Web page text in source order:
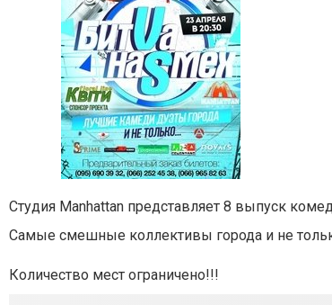
Студия Manhattan представляет 8 выпуск
Самые смешные коллективы города и не
Количество мест ограничено!!!